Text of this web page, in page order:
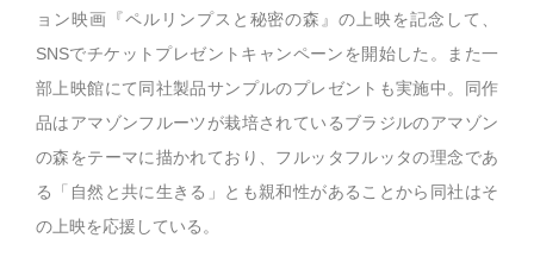
ョン映画『ペルリンプスと秘密の森』の上映を記念して、
SNSでチケットプレゼントキャンペーンを開始した。また一
部上映館にて同社製品サンプルのプレゼントも実施中。同作
品はアマゾンフルーツが栽培されているブラジルのアマゾン
の森をテーマに描かれており、フルッタフルッタの理念であ
る「自然と共に生きる」とも親和性があることから同社はそ
の上映を応援している。